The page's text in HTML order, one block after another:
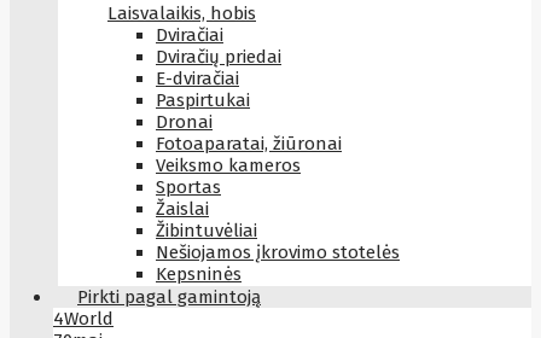
Laisvalaikis, hobis
Dviračiai
Dviračių priedai
E-dviračiai
Paspirtukai
Dronai
Fotoaparatai, žiūronai
Veiksmo kameros
Sportas
Žaislai
Žibintuvėliai
Nešiojamos įkrovimo stotelės
Kepsninės
Pirkti pagal gamintoją
4World